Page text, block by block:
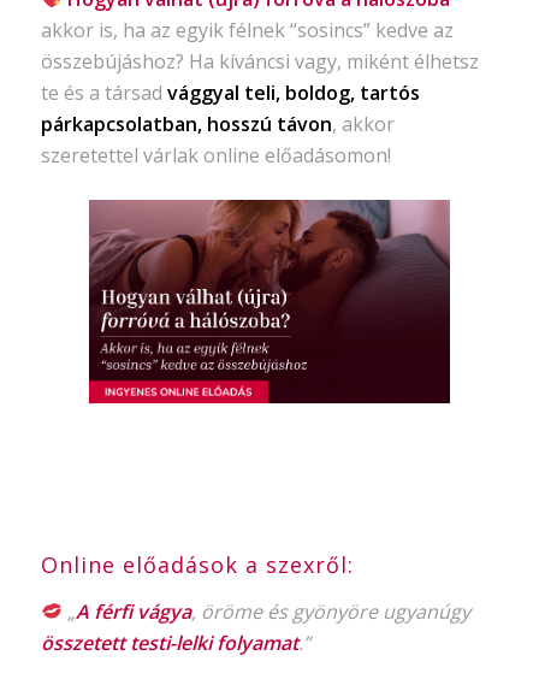
akkor is, ha az egyik félnek “sosincs” kedve az
összebújáshoz? Ha kíváncsi vagy, miként élhetsz
te és a társad vággyal teli, boldog, tartós
párkapcsolatban, hosszú távon, akkor
szeretettel várlak online előadásomon!
Online előadások a szexről:
„A férfi vágya, öröme és gyönyöre ugyanúgy
összetett testi-lelki folyamat.”